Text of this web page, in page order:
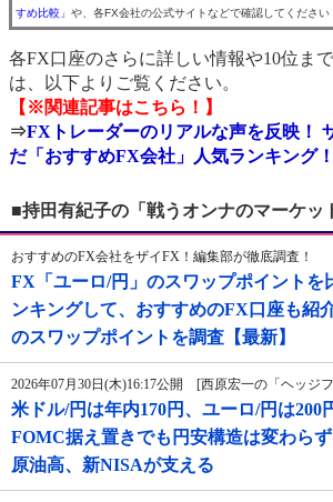
すめ比較」 や、各FX会社の公式サイトなどで確認してください
各FX口座のさらに詳しい情報や10位ま
は、以下よりご覧ください。
【※関連記事はこちら！】
⇒FXトレーダーのリアルな声を反映！
だ「おすすめFX会社」人気ランキング！
■持田有紀子の「戦うオンナのマーケッ
おすすめのFX会社をザイFX！編集部が徹底調査！
FX「ユーロ/円」のスワップポイントを
ンキングして、おすすめのFX口座も紹
のスワップポイントを調査【最新】
2026年07月30日(木)16:17公開 [西原宏一の「ヘッジ
米ドル/円は年内170円、ユーロ/円は200
FOMC据え置きでも円安構造は変わら
原油高、新NISAが支える